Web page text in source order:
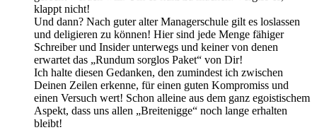
klappt nicht!
Und dann? Nach guter alter Managerschule gilt es loslassen
und deligieren zu können! Hier sind jede Menge fähiger
Schreiber und Insider unterwegs und keiner von denen
erwartet das „Rundum sorglos Paket“ von Dir!
Ich halte diesen Gedanken, den zumindest ich zwischen
Deinen Zeilen erkenne, für einen guten Kompromiss und
einen Versuch wert! Schon alleine aus dem ganz egoistischem
Aspekt, dass uns allen „Breitenigge“ noch lange erhalten
bleibt!